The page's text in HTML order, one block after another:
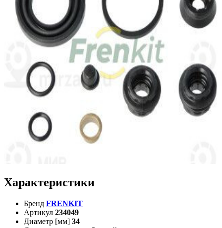
Характеристики
Бренд FRENKIT
Артикул 234049
Диаметр [мм] 34